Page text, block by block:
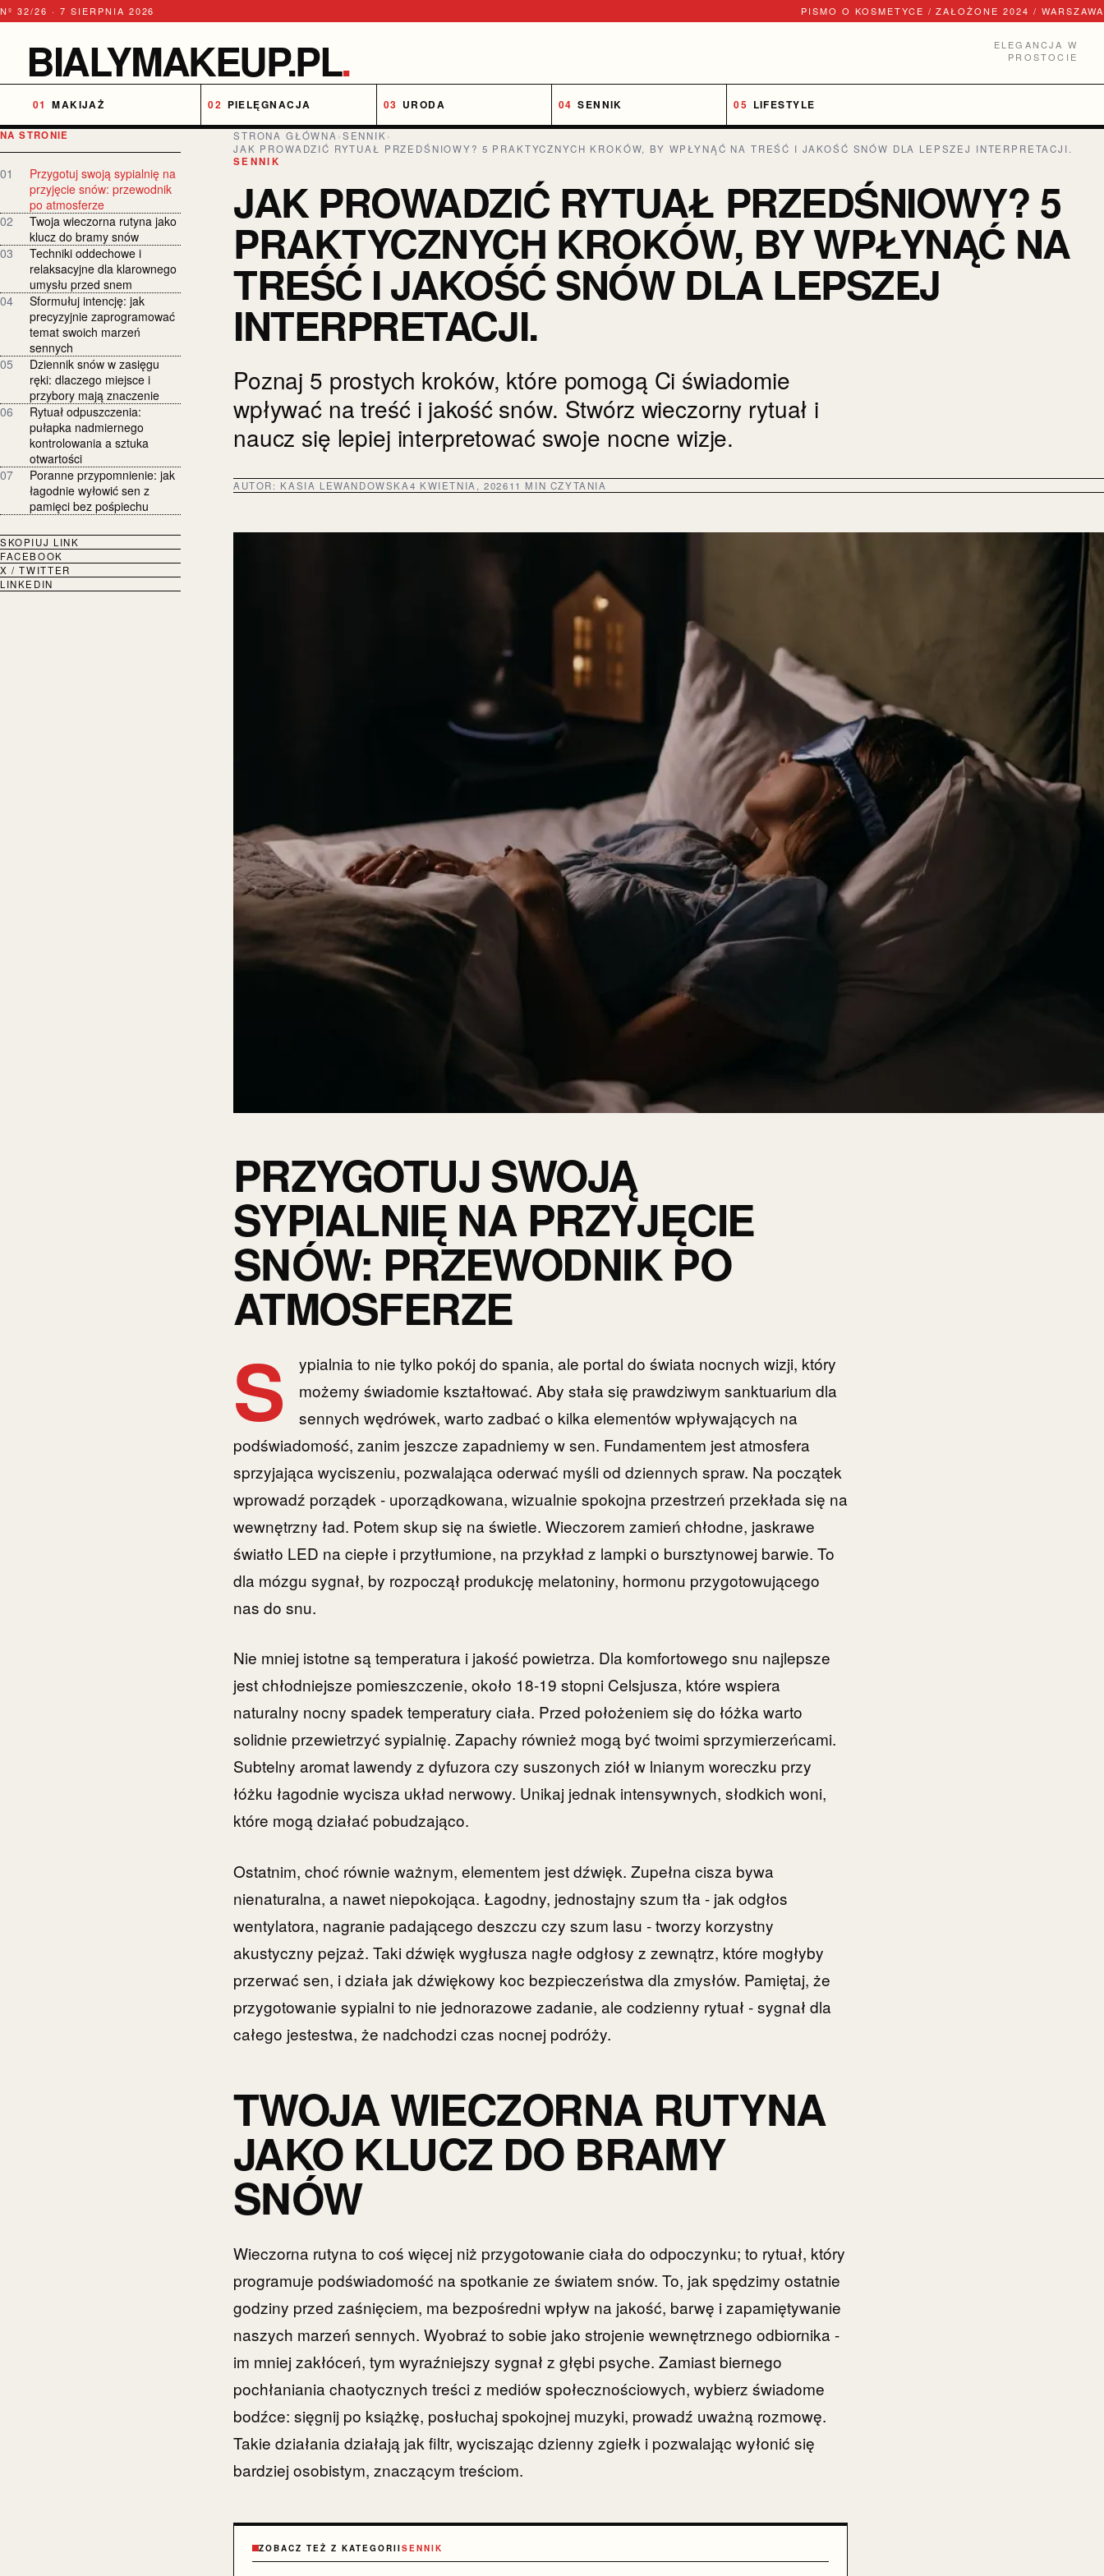
Nº 32/26 · 7 SIERPNIA 2026 PISMO O KOSMETYCE / ZAŁOŻONE 2024 / WARSZAWA
BIALYMAKEUP.PL.
ELEGANCJA W
PROSTOCIE
MAKIJAŻ PIELĘGNACJA URODA SENNIK LIFESTYLE
NA STRONIE
01
Przygotuj swoją sypialnię na
przyjęcie snów: przewodnik
po atmosferze
02
Twoja wieczorna rutyna jako
klucz do bramy snów
03
Techniki oddechowe i
relaksacyjne dla klarownego
umysłu przed snem
04
Sformułuj intencję: jak
precyzyjnie zaprogramować
temat swoich marzeń
sennych
05
Dziennik snów w zasięgu
ręki: dlaczego miejsce i
przybory mają znaczenie
06
Rytuał odpuszczenia:
pułapka nadmiernego
kontrolowania a sztuka
otwartości
07
Poranne przypomnienie: jak
łagodnie wyłowić sen z
pamięci bez pośpiechu
SKOPIUJ LINK
FACEBOOK
X / TWITTER
LINKEDIN
STRONA GŁÓWNA ›SENNIK ›
JAK PROWADZIĆ RYTUAŁ PRZEDŚNIOWY? 5 PRAKTYCZNYCH KROKÓW, BY WPŁYNĄĆ NA TREŚĆ I JAKOŚĆ SNÓW DLA LEPSZEJ INTERPRETACJI.
SENNIK
JAK PROWADZIĆ RYTUAŁ PRZEDŚNIOWY? 5
PRAKTYCZNYCH KROKÓW, BY WPŁYNĄĆ NA
TREŚĆ I JAKOŚĆ SNÓW DLA LEPSZEJ
INTERPRETACJI.
Poznaj 5 prostych kroków, które pomogą Ci świadomie
wpływać na treść i jakość snów. Stwórz wieczorny rytuał i
naucz się lepiej interpretować swoje nocne wizje.
AUTOR: KASIA LEWANDOWSKA4 KWIETNIA, 202611 MIN CZYTANIA
PRZYGOTUJ SWOJĄ
SYPIALNIĘ NA PRZYJĘCIE
SNÓW: PRZEWODNIK PO
ATMOSFERZE
S
ypialnia to nie tylko pokój do spania, ale portal do świata nocnych wizji, który
możemy świadomie kształtować. Aby stała się prawdziwym sanktuarium dla
sennych wędrówek, warto zadbać o kilka elementów wpływających na
podświadomość, zanim jeszcze zapadniemy w sen. Fundamentem jest atmosfera
sprzyjająca wyciszeniu, pozwalająca oderwać myśli od dziennych spraw. Na początek
wprowadź porządek - uporządkowana, wizualnie spokojna przestrzeń przekłada się na
wewnętrzny ład. Potem skup się na świetle. Wieczorem zamień chłodne, jaskrawe
światło LED na ciepłe i przytłumione, na przykład z lampki o bursztynowej barwie. To
dla mózgu sygnał, by rozpoczął produkcję melatoniny, hormonu przygotowującego
nas do snu.
Nie mniej istotne są temperatura i jakość powietrza. Dla komfortowego snu najlepsze
jest chłodniejsze pomieszczenie, około 18-19 stopni Celsjusza, które wspiera
naturalny nocny spadek temperatury ciała. Przed położeniem się do łóżka warto
solidnie przewietrzyć sypialnię. Zapachy również mogą być twoimi sprzymierzeńcami.
Subtelny aromat lawendy z dyfuzora czy suszonych ziół w lnianym woreczku przy
łóżku łagodnie wycisza układ nerwowy. Unikaj jednak intensywnych, słodkich woni,
które mogą działać pobudzająco.
Ostatnim, choć równie ważnym, elementem jest dźwięk. Zupełna cisza bywa
nienaturalna, a nawet niepokojąca. Łagodny, jednostajny szum tła - jak odgłos
wentylatora, nagranie padającego deszczu czy szum lasu - tworzy korzystny
akustyczny pejzaż. Taki dźwięk wygłusza nagłe odgłosy z zewnątrz, które mogłyby
przerwać sen, i działa jak dźwiękowy koc bezpieczeństwa dla zmysłów. Pamiętaj, że
przygotowanie sypialni to nie jednorazowe zadanie, ale codzienny rytuał - sygnał dla
całego jestestwa, że nadchodzi czas nocnej podróży.
TWOJA WIECZORNA RUTYNA
JAKO KLUCZ DO BRAMY
SNÓW
Wieczorna rutyna to coś więcej niż przygotowanie ciała do odpoczynku; to rytuał, który
programuje podświadomość na spotkanie ze światem snów. To, jak spędzimy ostatnie
godziny przed zaśnięciem, ma bezpośredni wpływ na jakość, barwę i zapamiętywanie
naszych marzeń sennych. Wyobraź to sobie jako strojenie wewnętrznego odbiornika -
im mniej zakłóceń, tym wyraźniejszy sygnał z głębi psyche. Zamiast biernego
pochłaniania chaotycznych treści z mediów społecznościowych, wybierz świadome
bodźce: sięgnij po książkę, posłuchaj spokojnej muzyki, prowadź uważną rozmowę.
Takie działania działają jak filtr, wyciszając dzienny zgiełk i pozwalając wyłonić się
bardziej osobistym, znaczącym treściom.
ZOBACZ TEŻ Z KATEGORIISENNIK